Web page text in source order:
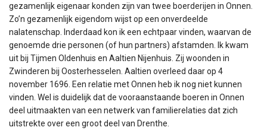
gezamenlijk eigenaar konden zijn van twee boerderijen in Onnen.
Zo’n gezamenlijk eigendom wijst op een onverdeelde
nalatenschap. Inderdaad kon ik een echtpaar vinden, waarvan de
genoemde drie personen (of hun partners) afstamden. Ik kwam
uit bij Tijmen Oldenhuis en Aaltien Nijenhuis. Zij woonden in
Zwinderen bij Oosterhesselen. Aaltien overleed daar op 4
november 1696. Een relatie met Onnen heb ik nog niet kunnen
vinden. Wel is duidelijk dat de vooraanstaande boeren in Onnen
deel uitmaakten van een netwerk van familierelaties dat zich
uitstrekte over een groot deel van Drenthe.